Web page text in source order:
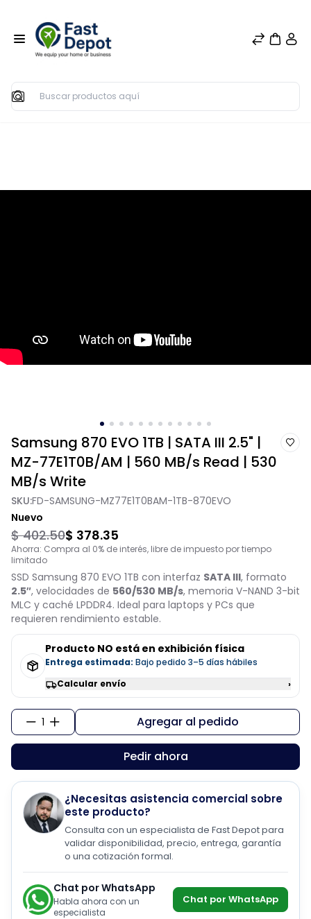
Buscar
Samsung 870 EVO 1TB | SATA III 2.5" |
MZ-77E1T0B/AM | 560 MB/s Read | 530
MB/s Write
SKU:FD-SAMSUNG-MZ77E1T0BAM-1TB-870EVO
Nuevo
$ 402.50$ 378.35
Ahorra: Compra al 0% de interés, libre de impuesto por tiempo
limitado
SSD Samsung 870 EVO 1TB con interfaz SATA III, formato
2.5″, velocidades de 560/530 MB/s, memoria V-NAND 3-bit
MLC y caché LPDDR4. Ideal para laptops y PCs que
requieren rendimiento estable.
Producto NO está en exhibición física
Entrega estimada: Bajo pedido 3–5 días hábiles
Calcular envío
›
1 Agregar al pedido
Pedir ahora
¿Necesitas asistencia comercial sobre
este producto?
Consulta con un especialista de Fast Depot para
validar disponibilidad, precio, entrega, garantía
o una cotización formal.
Chat por WhatsApp
Habla ahora con un
especialista
Chat por WhatsApp